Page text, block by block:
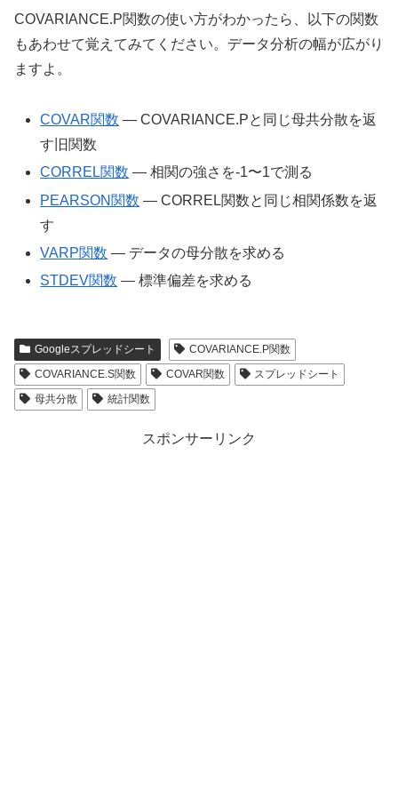
COVARIANCE.P関数の使い方がわかったら、以下の関数
もあわせて覚えてみてください。データ分析の幅が広がり
ますよ。
COVAR関数 — COVARIANCE.Pと同じ母共分散を返
す旧関数
CORREL関数 — 相関の強さを-1〜1で測る
PEARSON関数 — CORREL関数と同じ相関係数を返
す
VARP関数 — データの母分散を求める
STDEV関数 — 標準偏差を求める
Googleスプレッドシート
COVARIANCE.P関数
COVARIANCE.S関数
COVAR関数
スプレッドシート
母共分散
統計関数
スポンサーリンク